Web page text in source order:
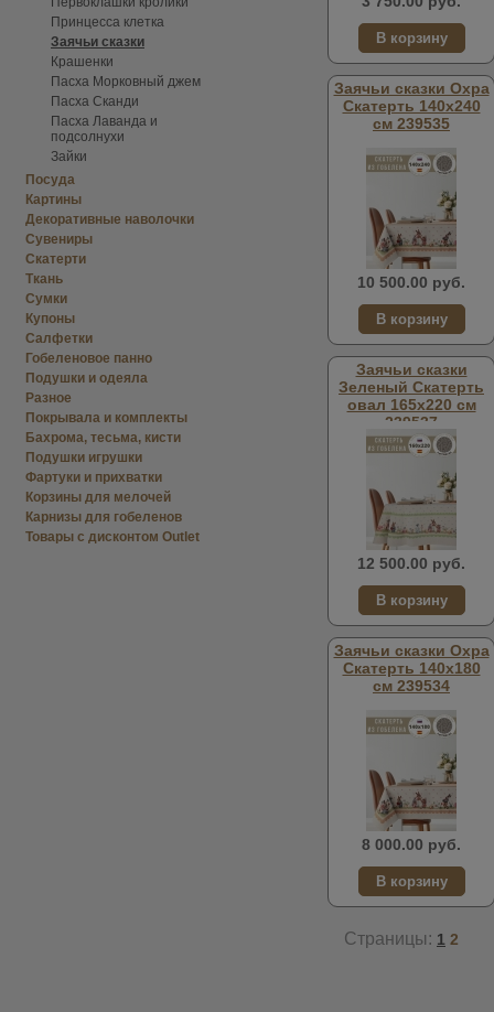
Принцесса клетка
Заячьи сказки
Крашенки
Пасха Морковный джем
Пасха Сканди
Пасха Лаванда и
подсолнухи
Зайки
Посуда
Картины
Декоративные наволочки
Сувениры
Скатерти
Ткань
Сумки
Купоны
Салфетки
Гобеленовое панно
Подушки и одеяла
Разное
Покрывала и комплекты
Бахрома, тесьма, кисти
Подушки игрушки
Фартуки и прихватки
Корзины для мелочей
Карнизы для гобеленов
Товары с дисконтом Outlet
Заячьи сказки Охра
Скатерть 140х240
см 239535
10 500.00 руб.
Заячьи сказки
Зеленый Скатерть
овал 165х220 см
239537
12 500.00 руб.
Заячьи сказки Охра
Скатерть 140х180
см 239534
8 000.00 руб.
Страницы: 1 2